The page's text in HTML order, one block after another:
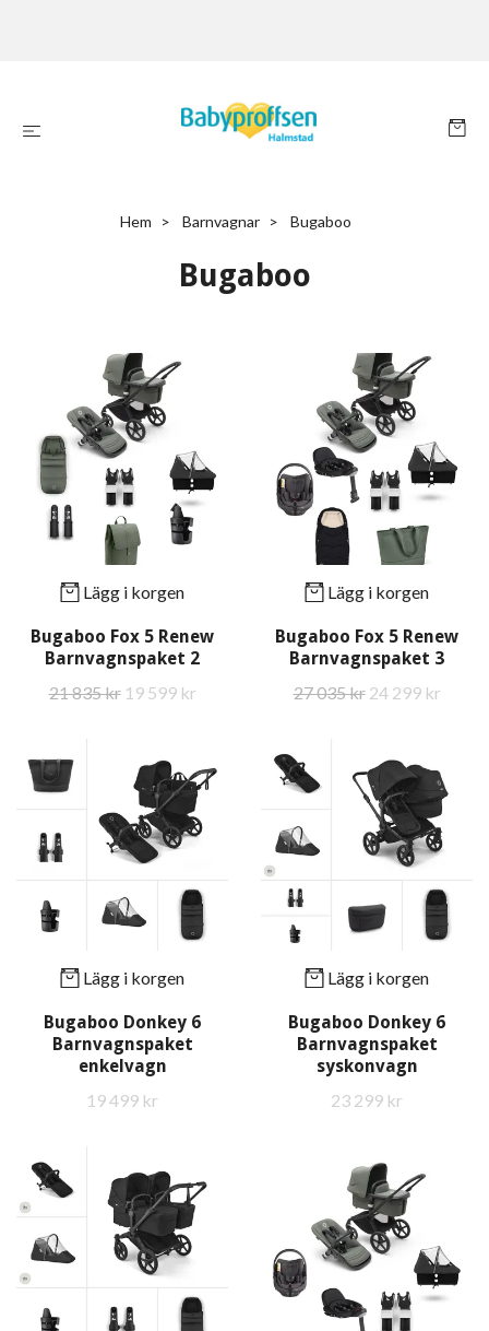
Hem Barnvagnar Bugaboo
Bugaboo
Lägg i korgen
Bugaboo Fox 5 Renew
Barnvagnspaket 2
21 835 kr 19 599 kr
Lägg i korgen
Bugaboo Fox 5 Renew
Barnvagnspaket 3
27 035 kr 24 299 kr
Lägg i korgen
Bugaboo Donkey 6
Barnvagnspaket
enkelvagn
19 499 kr
Lägg i korgen
Bugaboo Donkey 6
Barnvagnspaket
syskonvagn
23 299 kr